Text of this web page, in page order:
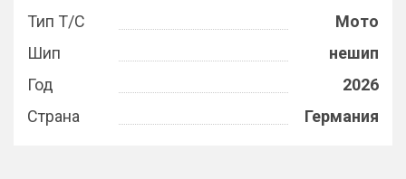
Тип Т/С
Мото
Шип
нешип
Год
2026
Страна
Германия